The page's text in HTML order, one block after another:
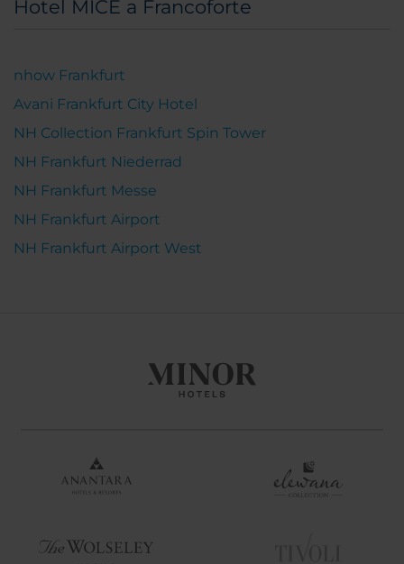
Hotel MICE a Francoforte
nhow Frankfurt
Avani Frankfurt City Hotel
NH Collection Frankfurt Spin Tower
NH Frankfurt Niederrad
NH Frankfurt Messe
NH Frankfurt Airport
NH Frankfurt Airport West